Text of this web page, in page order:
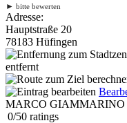
► bitte bewerten
Adresse:
Hauptstraße 20
78183 Hüfingen
entfernt
MARCO
0/50 ratings